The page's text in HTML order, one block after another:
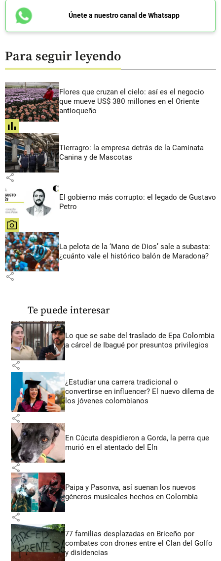
Únete a nuestro canal de Whatsapp
Para seguir leyendo
Flores que cruzan el cielo: así es el negocio
que mueve US$ 380 millones en el Oriente
antioqueño
share
Tierragro: la empresa detrás de la Caminata
Canina y de Mascotas
share
El gobierno más corrupto: el legado de Gustavo
Petro
share
La pelota de la ‘Mano de Dios’ sale a subasta:
¿cuánto vale el histórico balón de Maradona?
share
Te puede interesar
Lo que se sabe del traslado de Epa Colombia
a cárcel de Ibagué por presuntos privilegios
share
¿Estudiar una carrera tradicional o
convertirse en influencer? El nuevo dilema de
los jóvenes colombianos
share
En Cúcuta despidieron a Gorda, la perra que
murió en el atentado del Eln
share
Paipa y Pasonva, así suenan los nuevos
géneros musicales hechos en Colombia
share
77 familias desplazadas en Briceño por
combates con drones entre el Clan del Golfo
y disidencias